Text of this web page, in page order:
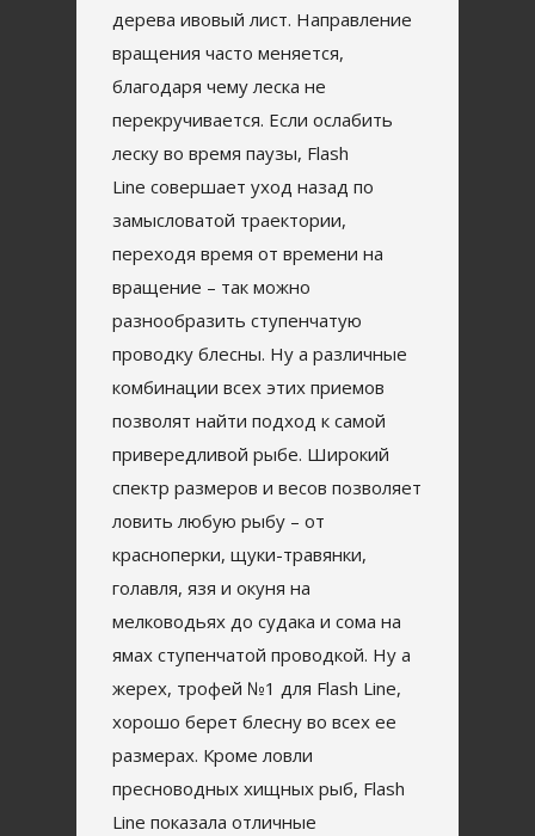
дерева ивовый лист. Направление
вращения часто меняется,
благодаря чему леска не
перекручивается. Если ослабить
леску во время паузы, Flash
Line совершает уход назад по
замысловатой траектории,
переходя время от времени на
вращение – так можно
разнообразить ступенчатую
проводку блесны. Ну а различные
комбинации всех этих приемов
позволят найти подход к самой
привередливой рыбе. Широкий
спектр размеров и весов позволяет
ловить любую рыбу – от
красноперки, щуки-травянки,
голавля, язя и окуня на
мелководьях до судака и сома на
ямах ступенчатой проводкой. Ну а
жерех, трофей №1 для Flash Line,
хорошо берет блесну во всех ее
размерах. Кроме ловли
пресноводных хищных рыб, Flash
Line показала отличные